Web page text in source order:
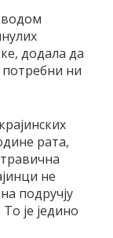
додала да
потребни ни
рата,
не
подручју
је једино